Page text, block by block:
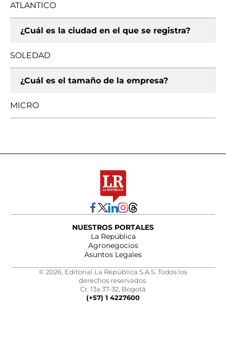
ATLANTICO
¿Cuál es la ciudad en el que se registra?
SOLEDAD
¿Cuál es el tamaño de la empresa?
MICRO
NUESTROS PORTALES
La República
Agronegocios
Asuntos Legales
© 2026, Editorial La República S.A.S. Todos los
derechos reservados.
Cr. 13a 37-32, Bogotá
(+57) 1 4227600